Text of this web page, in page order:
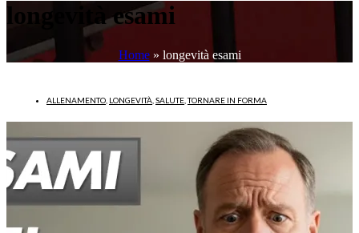
longevità esami
Home» longevità esami
ALLENAMENTO LONGEVITÀ SALUTE ,TORNARE IN FORMA